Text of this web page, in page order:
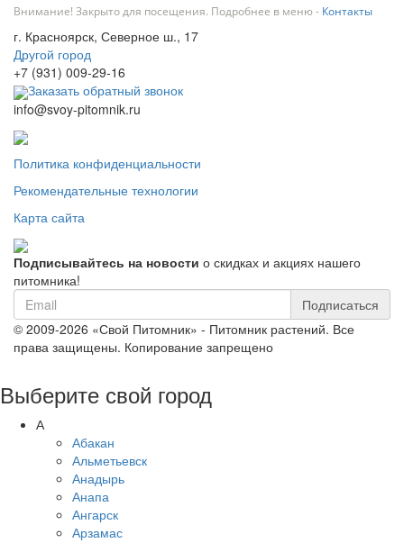
Внимание! Закрыто для посещения. Подробнее в меню - Контакты
г. Красноярск, Северное ш., 17
Другой город
+7 (931) 009-29-16
Заказать обратный звонок
info@svoy-pitomnik.ru
Политика конфиденциальности
Рекомендательные технологии
Карта сайта
Подписывайтесь на новости о скидках и акциях нашего
питомника!
Подписаться
© 2009-2026 «Свой Питомник» - Питомник растений. Все
права защищены. Копирование запрещено
Выберите свой город
А
Абакан
Альметьевск
Анадырь
Анапа
Ангарск
Арзамас